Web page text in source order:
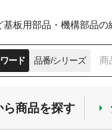
板用部品・機構部品の
ード 品番/シリーズ
ら商品を探す